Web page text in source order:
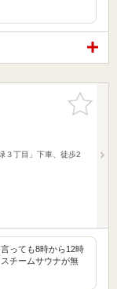
お気に入
りに追加
３丁目」下車、徒歩2
っても8時から12時
チームサウナが無